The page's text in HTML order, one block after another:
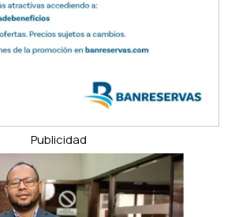
Publicidad